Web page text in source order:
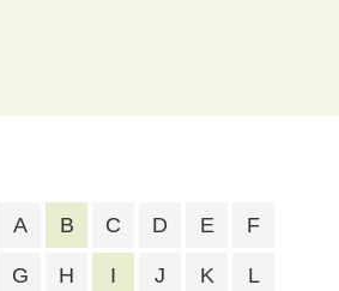
A B C D E F
G H I J K L